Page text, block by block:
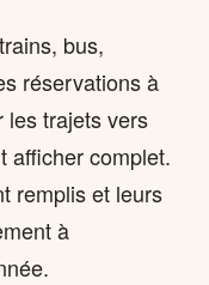
bus,
réservations à
les trajets vers
afficher complet.
remplis et leurs
à